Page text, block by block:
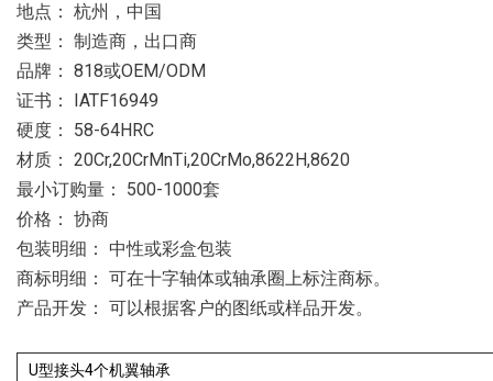
地点： 杭州，中国
类型： 制造商，出口商
品牌： 818或OEM/ODM
证书： IATF16949
硬度： 58-64HRC
材质： 20Cr,20CrMnTi,20CrMo,8622H,8620
最小订购量： 500-1000套
价格： 协商
包装明细： 中性或彩盒包装
商标明细： 可在十字轴体或轴承圈上标注商标。
产品开发： 可以根据客户的图纸或样品开发。
U型接头4个机翼轴承